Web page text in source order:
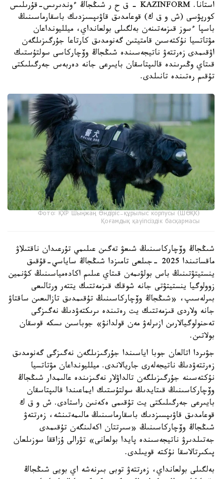
استانا. KAZINFORM – ق ح ر شىڭجاڭ ءوندىرىس-قۇرىلىس
كورپۋسى (ش و ق ك) قوعامدىق قاۋىپسىزدىك باسقارماسىنىڭ
باسپا ءسوز قىزمەتىنەن بەلگىلى بولعانداي، ميلليونداعان
مۋتاتسيا نۇكتەسىن قامتيتىن گەنومدىق كارتاعا جۇرگىزىلگەن
اۋقىمدى زەرتتەۋ ناتيجەسىندە شىڭجاڭ وۆچاركاسى سولتۇستىك
قىتاي وڭىرىندە قالىپتاسقان بايىرعى جانە دەربەس جەرگىلىكتى
تۇقىم رەتىندە تانىلدى.
Фото: ҚХР Шыңжаң Өндіріс-құрылыс корпусы (ШӨҚК)
Қоғамдық қауіпсіздік басқармасы
شىڭجاڭ وۆچاركاسىنىڭ شىعۋ تەگىن عىلىمي تۇرعىدان ناقتىلاۋ
ماقساتىندا 2025 -جىلعى تامىزدا شىڭجاڭ ساياسي-قۇقىق
ينستيتۋتىنىڭ باس بولۋىمەن قىتاي عىلىم اكادەمياسىنىڭ كۋنمين
زوولوگيا ينستيتۋتى جانە شوقك قىزمەتتىك يتتەر ورتالىعى
بىرلەسىپ، «شىڭجاڭ وۆچاركاسىنىڭ تۇقىمدىق تازالىعىن ساقتاۋ
جانە ولاردى قىزمەتتىك يت رەتىندە ىرىكتەۋدىڭ نەگىزگى
تەحنولوگيالارىن ازىرلەۋ مەن قولدانۋ» جوباسىن ىسكە قوسقان
بولاتىن.
جۋىردا اتالعان جوبا اياسىندا جۇرگىزىلگەن نەگىزگى گەنومدىق
زەرتتەۋدىڭ ناتيجەلەرى جاريالاندى. ميلليونداعان مۋتاتسيا
نۇكتەسىنە جۇرگىزىلگەن تالداۋلار نەگىزىندە عالىمدار شىڭجاڭ
وۆچاركاسىنىڭ قىتايدىڭ سولتۇستىك ايماعىندا قالىپتاسقان
بايىرعى جەرگىلىكتى يت تۇقىمى ەكەنىن راستادى. ش و ق ك
قوعامدىق قاۋىپسىزدىك باسقارماسىنىڭ مالىمەتىنشە، زەرتتەۋ
شىڭجاڭ وۆچاركاسىنىڭ «سىرتتان اكەلىنگەن تۇقىمدى
جەتىلدىرۋ ناتيجەسىندە پايدا بولعانى» تۋرالى ۇزاققا سوزىلعان
پىكىرتالاسقا نۇكتە قويىلدى.
بەلگىلى بولعانداي، زەرتتەۋ توبى بىرنەشە اي بويى شىڭجاڭ